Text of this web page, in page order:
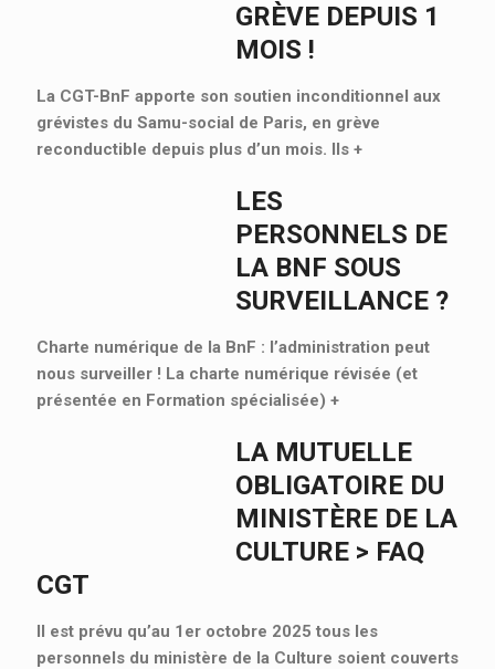
GRÈVE DEPUIS 1
MOIS !
La CGT-BnF apporte son soutien inconditionnel aux
grévistes du Samu-social de Paris, en grève
reconductible depuis plus d’un mois. Ils +
LES
PERSONNELS DE
LA BNF SOUS
SURVEILLANCE ?
Charte numérique de la BnF : l’administration peut
nous surveiller ! La charte numérique révisée (et
présentée en Formation spécialisée) +
LA MUTUELLE
OBLIGATOIRE DU
MINISTÈRE DE LA
CULTURE > FAQ
CGT
Il est prévu qu’au 1er octobre 2025 tous les
personnels du ministère de la Culture soient couverts